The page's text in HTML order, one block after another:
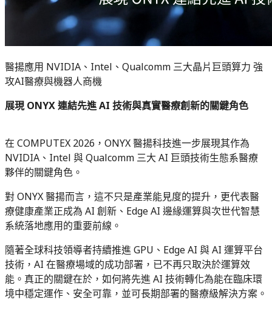
醫揚應用 NVIDIA、Intel、Qualcomm 三大晶片巨頭算力 強
攻AI醫療與機器人商機
展現 ONYX 連結先進 AI 技術與真實醫療創新的關鍵角色
在 COMPUTEX 2026，ONYX 醫揚科技進一步展現其作為
NVIDIA、Intel 與 Qualcomm 三大 AI 巨頭技術生態系醫療
夥伴的關鍵角色。
對 ONYX 醫揚而言，這不只是產業能見度的提升，更代表醫
療健康產業正成為 AI 創新、Edge AI 邊緣運算與次世代智慧
系統落地應用的重要前線。
隨著全球科技領導者持續推進 GPU、Edge AI 與 AI 運算平台
技術，AI 在醫療場域的成功部署，已不再只取決於運算效
能。真正的關鍵在於，如何將先進 AI 技術轉化為能在臨床環
境中穩定運作、安全可靠，並可長期部署的醫療級解決方案。